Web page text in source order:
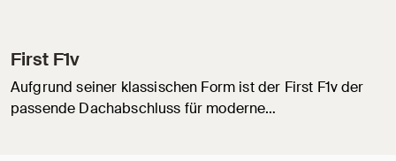
First F1v
Aufgrund seiner klassischen Form ist der First F1v der
passende Dachabschluss für moderne…